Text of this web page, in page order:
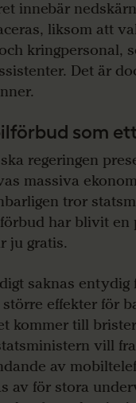
innebär
liksom att
kringpersonal,
Det är
som
regeringen
massiva
tror
har blivit en
ju gratis.
saknas
större effekter för
kommer till
vill
av
av för stora